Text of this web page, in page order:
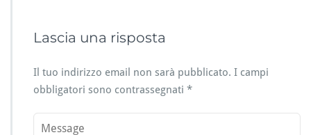
Lascia una risposta
Il tuo indirizzo email non sarà pubblicato. I campi
obbligatori sono contrassegnati *